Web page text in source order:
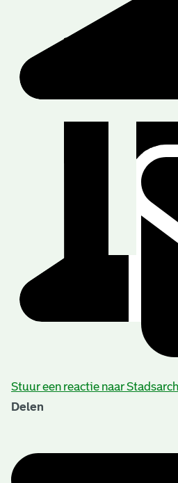
Stuur een reactie naar
Delen